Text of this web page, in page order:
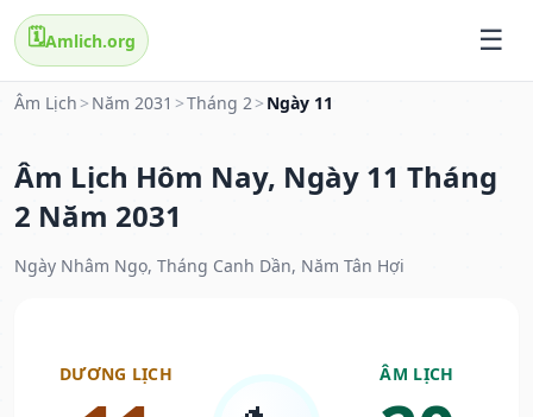
🗓️Amlich.org
Âm Lịch > Năm 2031 >Tháng 2> Ngày 11
Âm Lịch Hôm Nay, Ngày 11 Tháng
2 Năm 2031
Ngày Nhâm Ngọ, Tháng Canh Dần, Năm Tân Hợi
DƯƠNG LỊCH ÂM LỊCH